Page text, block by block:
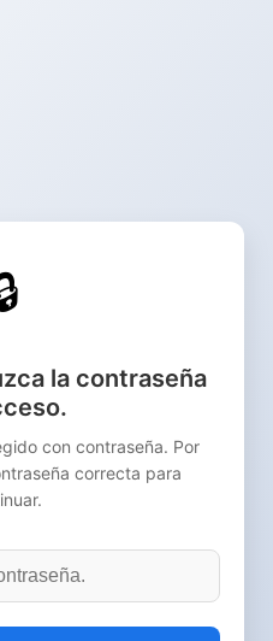
la contraseña
con contraseña. Por
correcta para